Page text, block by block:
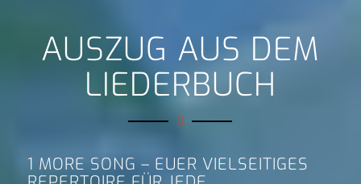
AUSZUG AUS DEM
LIEDERBUCH
1 MORE SONG – EUER VIELSEITIGES